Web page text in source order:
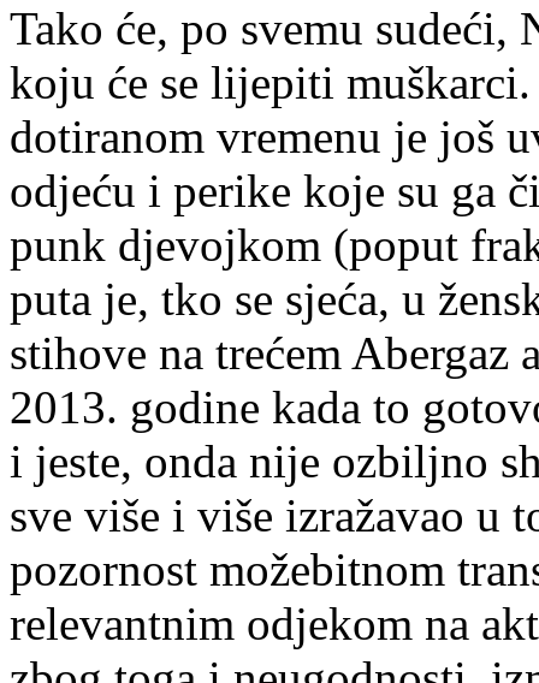
Tako će, po svemu sudeći,
koju će se lijepiti
dotiranom vremenu je još
odjeću i perike koje su ga
punk djevojkom (poput
puta je, tko se sjeća, u
stihove na trećem Abergaz
2013. godine kada to
i jeste, onda nije ozbiljno
sve više i više izražavao u
pozornost možebitnom
relevantnim odjekom na